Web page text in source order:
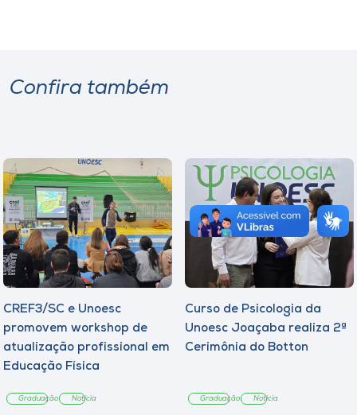
Confira também
CREF3/SC e Unoesc
promovem workshop de
atualização profissional em
Educação Física
Graduação Notícia
Curso de Psicologia da
Unoesc Joaçaba realiza 2ª
Cerimônia do Botton
Graduação Notícia